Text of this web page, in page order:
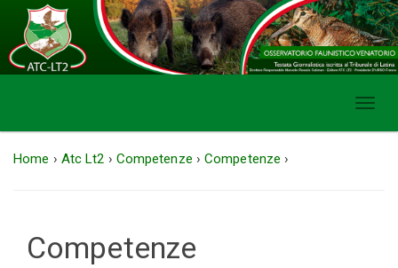
Home › Atc Lt2 › Competenze ›Competenze ›
Competenze